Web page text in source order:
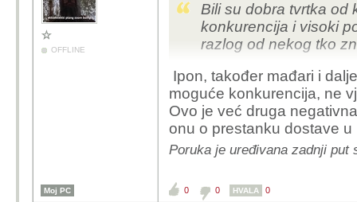
OFFLINE
Bili su dobra tvrtka od
konkurencija i visoki
razlog od nekog tko
Ipon, također mađari i
moguće konkurencija, ne
Ovo je već druga
onu o prestanku dostave
Poruka je uređivana zadnji put
Moj PC 0 0 HVALA 0